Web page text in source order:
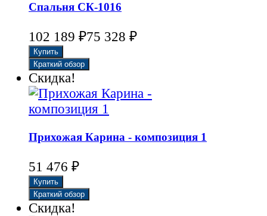
Спальня СК-1016
102 189 ₽75 328 ₽
Скидка!
Прихожая Карина - композиция 1
51 476 ₽
Скидка!